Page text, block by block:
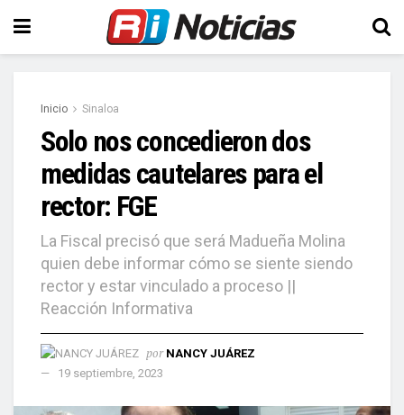
Inicio Sinaloa
Solo nos concedieron dos
medidas cautelares para el
rector: FGE
La Fiscal precisó que será Madueña Molina
quien debe informar cómo se siente siendo
rector y estar vinculado a proceso ||
Reacción Informativa
por NANCY JUÁREZ
19 septiembre, 2023